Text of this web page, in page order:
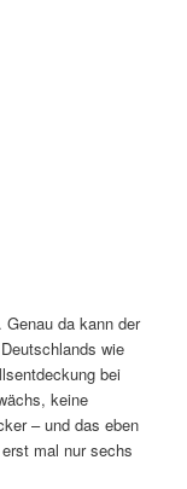
da kann der
wie
bei
keine
– und das eben
mal nur sechs